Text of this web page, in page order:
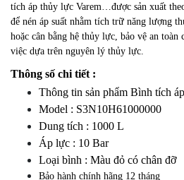
tích áp thủy lực Varem…được sản xuất
để nén áp suất nhằm tích trữ năng lượng
hoặc cân bằng hệ thủy lực, bảo vệ an toàn
việc dựa trên nguyên lý thủy lực.
Thông số chi tiết :
Thông tin sản phẩm Bình tích
Model : S3N10H61000000
Dung tích : 1000 L
Áp lực : 10 Bar
Loại bình : Màu đỏ có chân đỡ
Bảo hành chính hãng 12 tháng